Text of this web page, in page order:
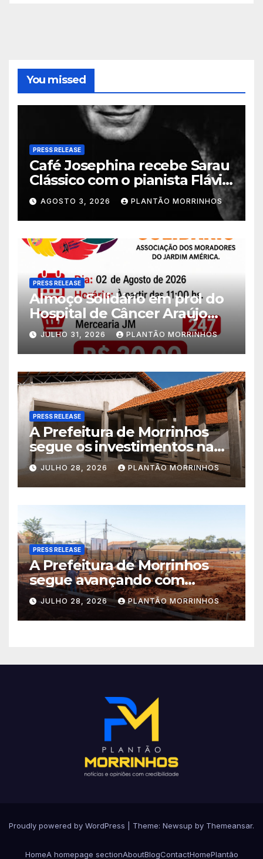
You missed
PRESS RELEASE
Café Josephina recebe Sarau
Clássico com o pianista Flávio
Varani nesta terça-feira
AGOSTO 3, 2026 PLANTÃO MORRINHOS
PRESS RELEASE
Almoço Solidário em prol do
Hospital de Câncer Araújo
Jorge é realizado no Jardim
América
JULHO 31, 2026 PLANTÃO MORRINHOS
PRESS RELEASE
A Prefeitura de Morrinhos
segue os investimentos na
educação. A obra da Escola
Municipal Eudóxio de
Figueiredo avança em ritmo
acelerado e já ganha forma.
JULHO 28, 2026 PLANTÃO MORRINHOS
PRESS RELEASE
A Prefeitura de Morrinhos
segue avançando com
importantes investimentos
no Setor Arca de Noé.
JULHO 28, 2026 PLANTÃO MORRINHOS
Proudly powered by WordPress Theme: Newsup by Themeansar.
HomeA homepage sectionAboutBlogContactHomePlantão